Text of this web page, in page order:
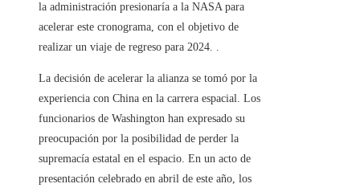
la administración presionaría a la NASA para
acelerar este cronograma, con el objetivo de
realizar un viaje de regreso para 2024. .
La decisión de acelerar la alianza se tomó por la
experiencia con China en la carrera espacial. Los
funcionarios de Washington han expresado su
preocupación por la posibilidad de perder la
supremacía estatal en el espacio. En un acto de
presentación celebrado en abril de este año, los